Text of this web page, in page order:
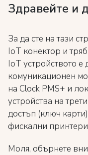
Здравейте и
За да сте на тази
IoT конектор и
IoT устройството е
комуникационен
на Clock PMS+ и
устройства на
достъп (ключ
фискални
Моля, обърнете